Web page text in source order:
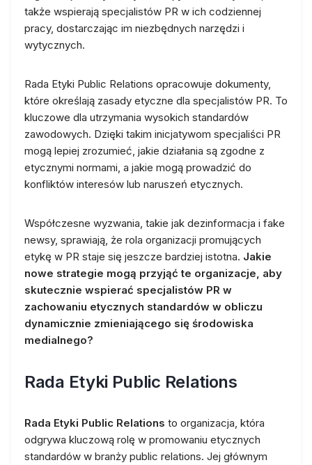
także wspierają specjalistów PR w ich codziennej
pracy, dostarczając im niezbędnych narzędzi i
wytycznych.
Rada Etyki Public Relations opracowuje dokumenty,
które określają zasady etyczne dla specjalistów PR. To
kluczowe dla utrzymania wysokich standardów
zawodowych. Dzięki takim inicjatywom specjaliści PR
mogą lepiej zrozumieć, jakie działania są zgodne z
etycznymi normami, a jakie mogą prowadzić do
konfliktów interesów lub naruszeń etycznych.
Współczesne wyzwania, takie jak dezinformacja i fake
newsy, sprawiają, że rola organizacji promujących
etykę w PR staje się jeszcze bardziej istotna. Jakie
nowe strategie mogą przyjąć te organizacje, aby
skutecznie wspierać specjalistów PR w
zachowaniu etycznych standardów w obliczu
dynamicznie zmieniającego się środowiska
medialnego?
Rada Etyki Public Relations
Rada Etyki Public Relations to organizacja, która
odgrywa kluczową rolę w promowaniu etycznych
standardów w branży public relations. Jej głównym